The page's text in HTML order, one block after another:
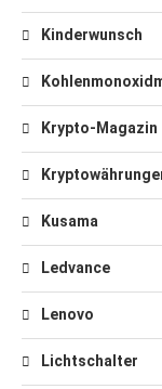
Kinderwunsch
Krypto-Magazin
Kusama
Ledvance
Lenovo
Lichtschalter